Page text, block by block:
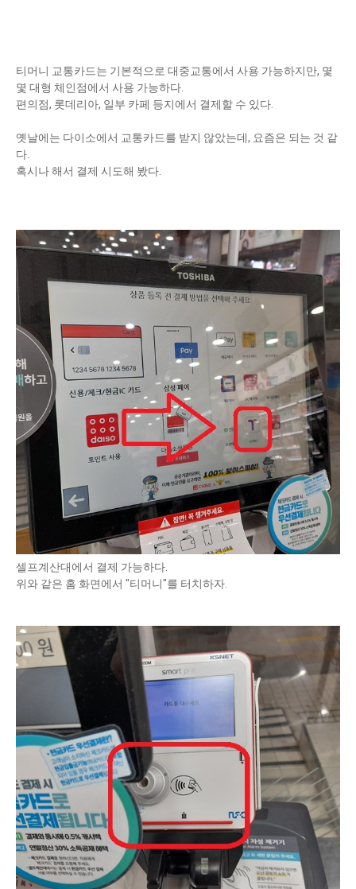
티머니 교통카드는 기본적으로 대중교통에서 사용 가능하지만, 몇
몇 대형 체인점에서 사용 가능하다.
편의점, 롯데리아, 일부 카페 등지에서 결제할 수 있다.
옛날에는 다이소에서 교통카드를 받지 않았는데, 요즘은 되는 것 같
다.
혹시나 해서 결제 시도해 봤다.
셀프계산대에서 결제 가능하다.
위와 같은 홈 화면에서 "티머니"를 터치하자.